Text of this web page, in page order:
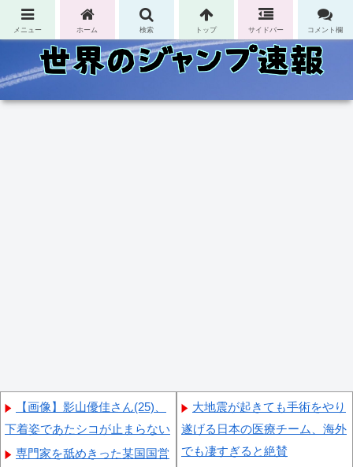
コンテンツへスキップ
【画像】影山優佳さん(25)、
下着姿であたシコが止まらない
専門家を舐めきった某国国営
大地震が起きても手術をやり
遂げる日本の医療チーム、海外
でも凄すぎると絶賛
メニュー ホーム 検索 トップ サイドバー コメント欄